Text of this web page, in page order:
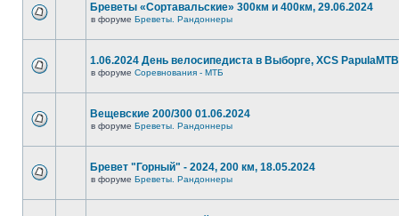
Бреветы «Сортавальские» 300км и 400км, 29.06.2024
в форуме Бреветы. Рандоннеры
1.06.2024 День велосипедиста в Выборге, XCS PapulaMTB
в форуме Соревнования - МТБ
Вещевские 200/300 01.06.2024
в форуме Бреветы. Рандоннеры
Бревет "Горный" - 2024, 200 км, 18.05.2024
в форуме Бреветы. Рандоннеры